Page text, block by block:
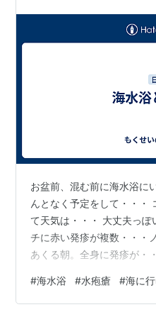
お盆前、混む前に海水浴に
んとなく予定をして・・・
て天気は・・・ 大丈夫っ
チに赤い発疹が複数・・・
あくる朝。全身に発疹が・
い。 ワクチンもやってない
る。 身の危険を感じるが
#海水浴 #水疱瘡 #海に